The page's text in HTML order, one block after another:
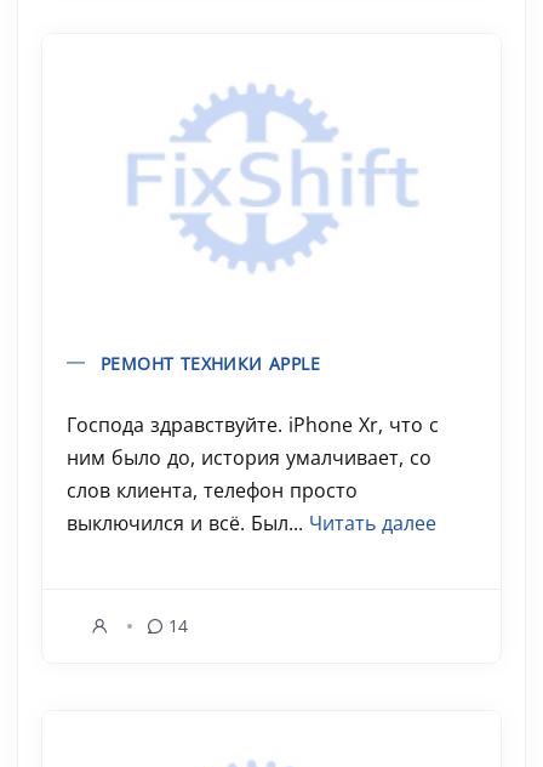
РЕМОНТ ТЕХНИКИ APPLE
Господа здравствуйте. iPhone Xr, что с
ним было до, история умалчивает, со
слов клиента, телефон просто
выключился и всё. Был... Читать далее
14